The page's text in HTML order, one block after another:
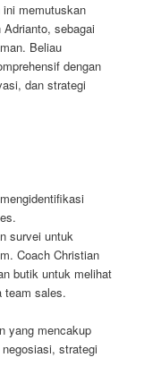
memutuskan
sebagai
Beliau
dengan
dan strategi
survei untuk
Coach Christian
butik untuk melihat
team sales.
yang mencakup
strategi